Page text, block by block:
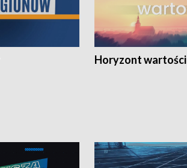
Horyzont wartości